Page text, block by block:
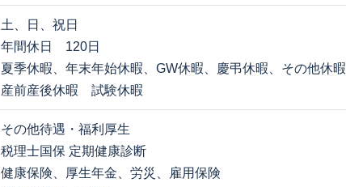
土、日、祝日
年間休日 120日
夏季休暇、年末年始休暇、GW休暇、慶弔休暇、その他休暇
産前産後休暇 試験休暇
その他待遇・福利厚生
税理士国保 定期健康診断
健康保険、厚生年金、労災、雇用保険